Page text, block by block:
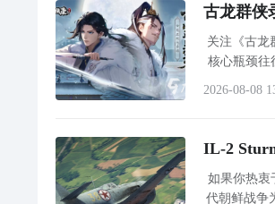
古龙群侠
关注《古龙
核心瓶颈往
2026-08-08
IL-2
如果你热衷
代朝鲜战争